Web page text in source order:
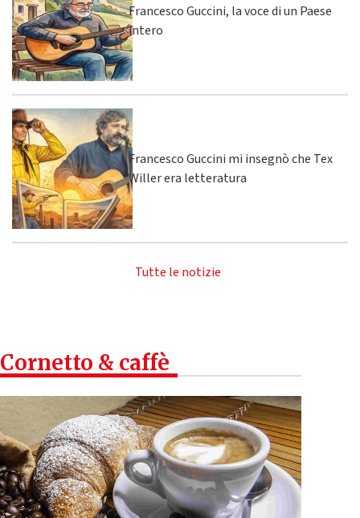
Francesco Guccini, la voce di un Paese
intero
Francesco Guccini mi insegnò che Tex
Willer era letteratura
Tutte le notizie
Cornetto & caffè